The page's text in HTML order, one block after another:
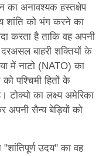
का अनावश्यक हस्तक्षेप
शांति को भंग करने का
करता है ताकि वह अपनी
बाहरी शक्तियों के
में नाटो (NATO) का
पश्चिमी हितों के
टोक्यो का लक्ष्य अमेरिका
अपनी सैन्य बेड़ियों को
उदय" का वह